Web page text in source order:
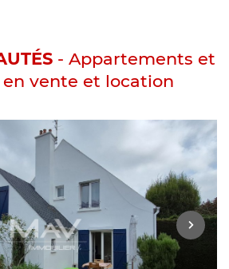
- Appartements et
vente et location